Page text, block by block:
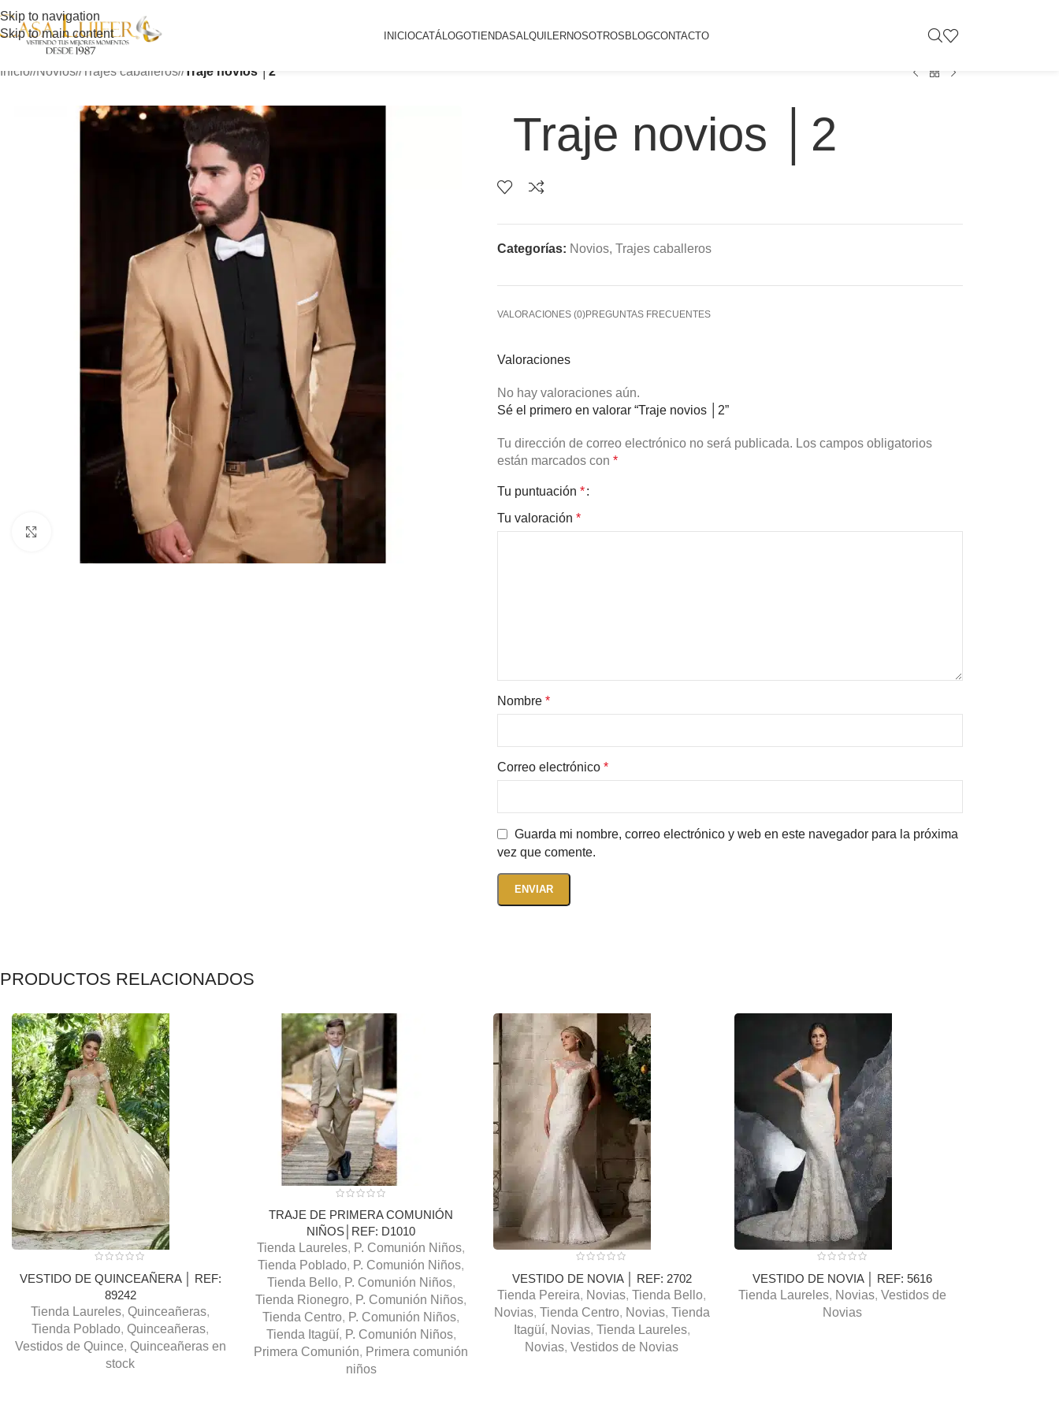
Skip to navigation
Skip to main content
INICIOCATÁLOGOTIENDASALQUILERNOSOTROSBLOGCONTACTO
Inicio/ Novios/ Trajes caballeros/ Traje novios │2
Clic para ampliar
Traje novios │2
Categorías: Novios, Trajes caballeros
VALORACIONES (0)PREGUNTAS FRECUENTES
Valoraciones
No hay valoraciones aún.
Sé el primero en valorar “Traje novios │2”
Tu dirección de correo electrónico no será publicada. Los campos obligatorios
están marcados con *
Tu puntuación *
Tu valoración *
Nombre *
Correo electrónico *
Guarda mi nombre, correo electrónico y web en este navegador para la próxima
vez que comente.
PRODUCTOS RELACIONADOS
VESTIDO DE QUINCEAÑERA │ REF:
89242
Tienda Laureles, Quinceañeras,
Tienda Poblado, Quinceañeras,
Vestidos de Quince, Quinceañeras en
stock
TRAJE DE PRIMERA COMUNIÓN
NIÑOS│REF: D1010
Tienda Laureles, P. Comunión Niños,
Tienda Poblado, P. Comunión Niños,
Tienda Bello, P. Comunión Niños,
Tienda Rionegro, P. Comunión Niños,
Tienda Centro, P. Comunión Niños,
Tienda Itagüí, P. Comunión Niños,
Primera Comunión, Primera comunión
niños
VESTIDO DE NOVIA │ REF: 2702
Tienda Pereira, Novias, Tienda Bello,
Novias, Tienda Centro, Novias, Tienda
Itagüí, Novias, Tienda Laureles,
Novias, Vestidos de Novias
VESTIDO DE NOVIA │ REF: 5616
Tienda Laureles, Novias, Vestidos de
Novias